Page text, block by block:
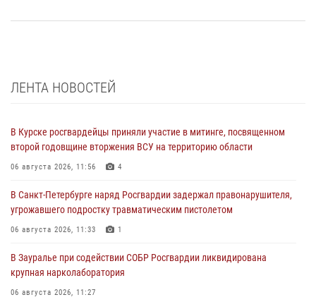
ЛЕНТА НОВОСТЕЙ
В Курске росгвардейцы приняли участие в митинге, посвященном
второй годовщине вторжения ВСУ на территорию области
06 августа 2026, 11:56 4
В Санкт-Петербурге наряд Росгвардии задержал правонарушителя,
угрожавшего подростку травматическим пистолетом
06 августа 2026, 11:33 1
В Зауралье при содействии СОБР Росгвардии ликвидирована
крупная нарколаборатория
06 августа 2026, 11:27